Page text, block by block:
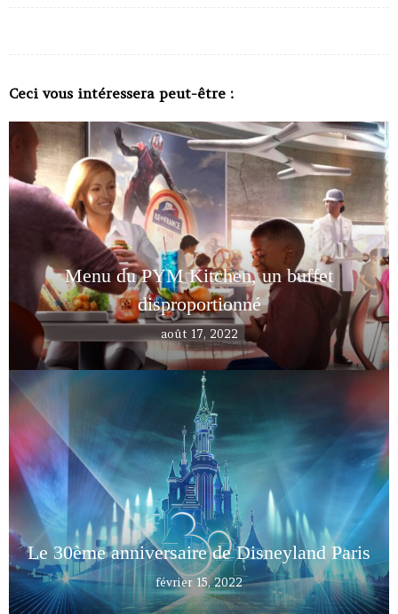
Ceci vous intéressera peut-être :
Menu du PYM Kitchen, un buffet
disproportionné
août 17, 2022
Le 30ème anniversaire de Disneyland Paris
février 15, 2022